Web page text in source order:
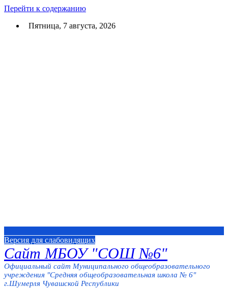
Перейти к содержанию
Пятница, 7 августа, 2026
Версия для слабовидящих
Сайт МБОУ "СОШ №6"
Официальный сайт Муниципального общеобразовательного
учреждения "Средняя общеобразовательная школа № 6"
г.Шумерля Чувашской Республики